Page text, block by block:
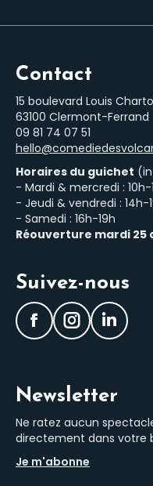
Contact
15 boulevard Louis
63100 Clermont-Ferrand
‭09 81 74 07 51‬
Horaires du guichet
- Mardi & mercredi : 10h-
- Jeudi & vendredi : 14h-
- Samedi : 16h-19h
Réouverture mardi 25
Suivez-nous
Facebook
Instagram
Newsletter
Ne ratez aucun
directement dans votre
Je m'abonne